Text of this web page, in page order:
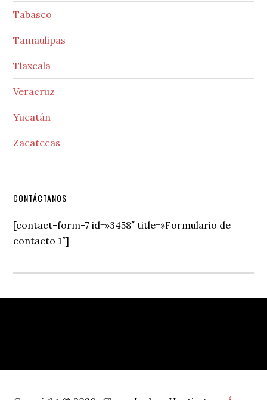
Tabasco
Tamaulipas
Tlaxcala
Veracruz
Yucatán
Zacatecas
Secondary
Sidebar
CONTÁCTANOS
[contact-form-7 id=»3458″ title=»Formulario de
contacto 1″]